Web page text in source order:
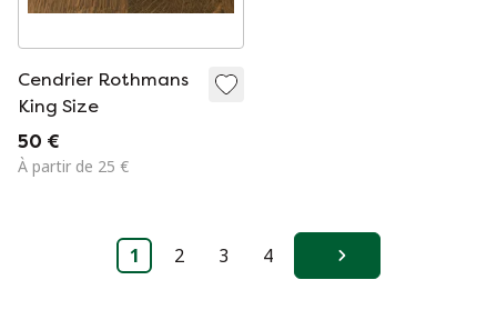
Cendrier Rothmans
King Size
50 €
À partir de 25 €
1 2 3 4 Suivant